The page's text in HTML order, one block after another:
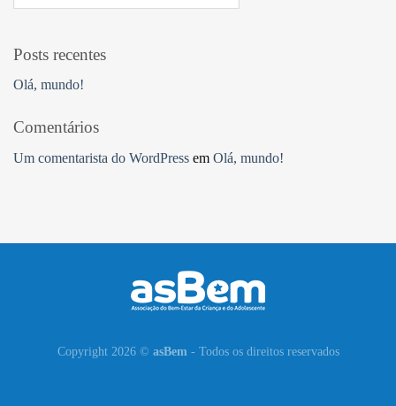
Posts recentes
Olá, mundo!
Comentários
Um comentarista do WordPress em Olá, mundo!
Copyright 2026 © asBem - Todos os direitos reservados